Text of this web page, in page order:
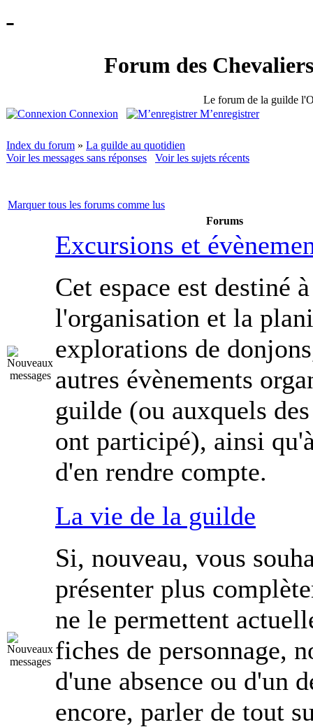
-
Forum des
Le forum de la guilde
Connexion
M’enregistrer
Index du forum » La guilde au quotidien
Voir les messages sans réponses
Voir les sujets récents
Marquer tous les forums comme lus
Forums
Excursions et
Cet espace est destiné
l'organisation et la
explorations de
autres évènements
guilde (ou auxquels
ont participé), ainsi
d'en rendre compte.
La vie de la guilde
Si, nouveau, vous
présenter plus
ne le permettent
fiches de personnage,
d'une absence ou d'un
encore, parler de tout